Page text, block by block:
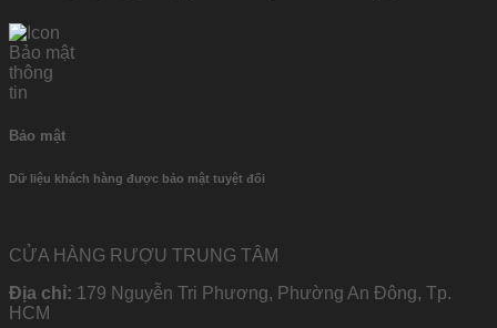
Bảo mật
Dữ liệu khách hàng được bảo mật tuyệt đối
CỬA HÀNG RƯỢU TRUNG TÂM
Địa chỉ: 179 Nguyễn Tri Phương, Phường An Đông, Tp.
HCM